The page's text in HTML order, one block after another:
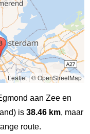
Leaflet|© OpenStreetMap
aan Zee en
is 38.46 km, maar
route.